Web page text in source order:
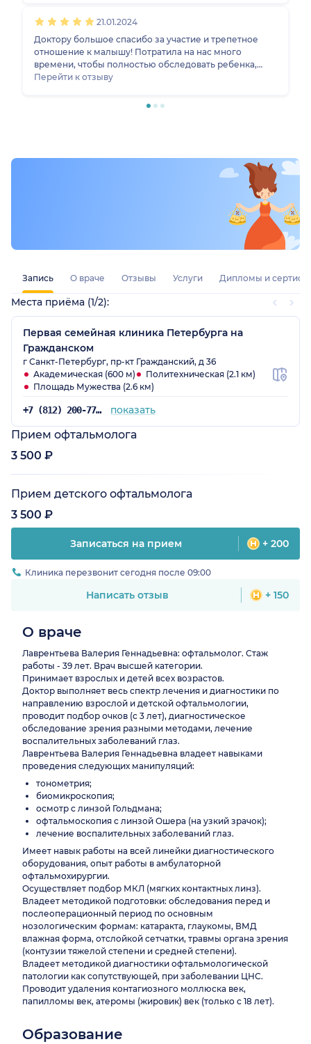
Запись О враче Отзывы Услуги Дипломы и
Места приёма (1/2):
Первая семейная клиника Петербурга на
Гражданском
г Санкт-Петербург, пр-кт Гражданский, д 36
Академическая (600 м)
Политехническая (2.1 км)
Площадь Мужества (2.6 км)
+7 (812) 200-77-54 показать
Прием офтальмолога
3 500 ₽
Прием детского офтальмолога
3 500 ₽
Записаться на прием + 200
Клиника перезвонит сегодня после 09:00
Написать отзыв + 150
21.01.2024
Доктору большое спасибо за участие и трепетное
отношение к малышу! Потратила на нас много
времени, чтобы полностью обследовать ребенка,
внимательно и нежно осматривала.
Перейти к отзыву
О враче
Лаврентьева Валерия Геннадьевна: офтальмолог. Стаж
работы - 39 лет. Врач высшей категории.
Принимает взрослых и детей всех возрастов.
Доктор выполняет весь спектр лечения и диагностики по
направлению взрослой и детской офтальмологии,
проводит подбор очков (с 3 лет), диагностическое
обследование зрения разными методами, лечение
воспалительных заболеваний глаз.
Лаврентьева Валерия Геннадьевна владеет навыками
проведения следующих манипуляций:
тонометрия;
биомикроскопия;
осмотр с линзой Гольдмана;
офтальмоскопия с линзой Ошера (на узкий зрачок);
лечение воспалительных заболеваний глаз.
Имеет навык работы на всей линейки диагностического
оборудования, опыт работы в амбулаторной
офтальмохирургии.
Осуществляет подбор МКЛ (мягких контактных линз).
Владеет методикой подготовки: обследования перед и
послеоперационный период по основным
нозологическим формам: катаракта, глаукомы, ВМД
влажная форма, отслойкой сетчатки, травмы органа зрения
(контузии тяжелой степени и средней степени).
Владеет методикой диагностики офтальмологической
патологии как сопутствующей, при заболевании ЦНС.
Проводит удаления контагиозного моллюска век,
папилломы век, атеромы (жировик) век (только с 18 лет).
Образование